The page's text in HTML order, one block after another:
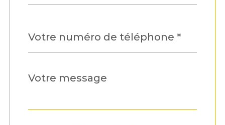
*
Fieldset
Message
*